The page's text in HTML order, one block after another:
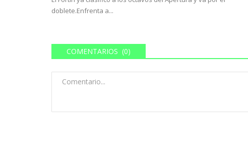
doblete.Enfrenta a...
COMENTARIOS (0)